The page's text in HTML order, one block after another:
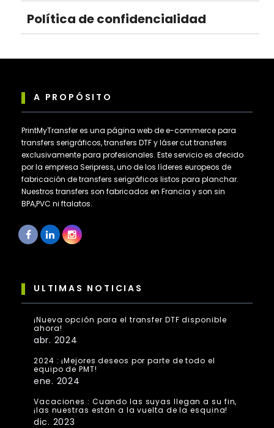
Política de confidencialidad
A PROPÓSITO
PrintMyTransfer es una página web de e-commerce para
transfers serigráficos, transfers DTF y láser cut transfers
exclusivamente para profesionales. Este servicio es ofecido
por la empresa Seripress, uno de los líderes europeos de
fabricación de transfers serigráficos listos para planchar.
Nuestros transfers son fabricados en Francia y son sin
BPA,PVC ni ftalatos.
ULTIMAS NOTICIAS
¡Nueva opción para el transfer DTF disponible
ahora!
abr. 2024
2024 : ¡Mejores deseos por parte de todo el
equipo de PMT!
ene. 2024
Vacaciones : Cuando las suyas llegan a su fin,
¡las nuestras están a la vuelta de la esquina!
dic. 2023